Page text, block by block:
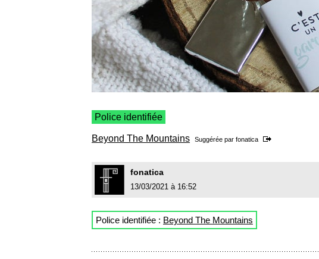
Police identifiée
Beyond The Mountains Suggérée par fonatica
fonatica
13/03/2021 à 16:52
Police identifiée : Beyond The Mountains